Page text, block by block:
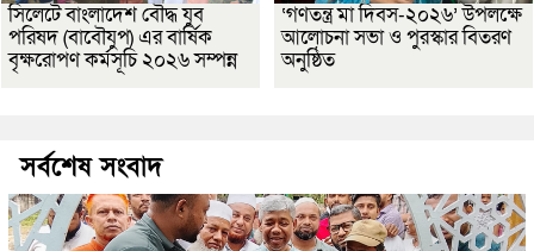
সিলেটে বাংলাদেশ বৌদ্ধ যুব
পরিষদ (বাবৌযুপ) এর বার্ষিক
বৃক্ষরোপণ কর্মসূচি ২০২৬ সম্পন্ন
‘গণতন্ত্র মা দিবস-২০২৬’ উপলক্ষে
আলোচনা সভা ও পুরস্কার বিতরণ
অনুষ্ঠিত
সর্বশেষ সংবাদ